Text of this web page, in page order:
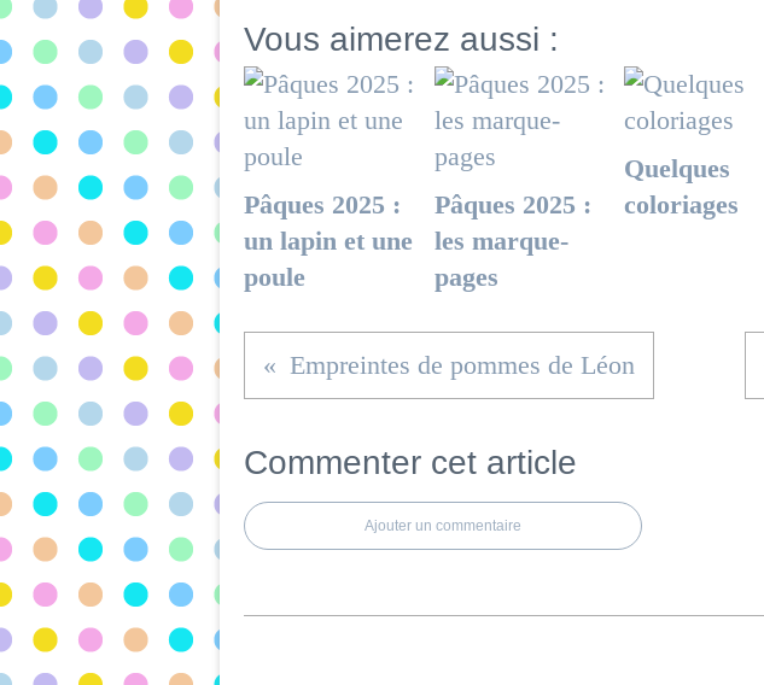
Vous aimerez aussi :
Pâques 2025 :
un lapin et une
poule
Pâques 2025 :
les marque-
pages
Quelques
coloriages
Empreintes de pommes de Léon
Commenter cet article
Ajouter un commentaire